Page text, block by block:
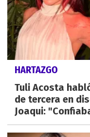
HARTAZGO
Tuli Acosta
de tercera en
Joaqui: